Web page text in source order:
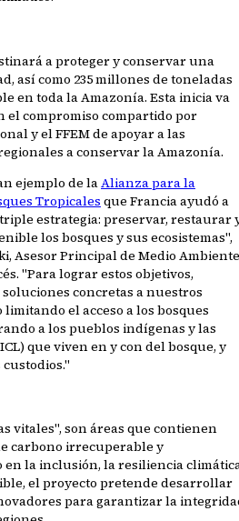
a proteger y conservar una
así como 235 millones de toneladas
en toda la Amazonía. Esta inicia va
el compromiso compartido por
y el FFEM de apoyar a las
a conservar la Amazonía.
ejemplo de laAlianza para la
Tropicales que Francia ayudó a
estrategia: preservar, restaurar
los bosques y sus ecosistemas",
Asesor Principal de Medio Ambiente
"Para lograr estos objetivos,
concretas a nuestros
el acceso a los bosques
a los pueblos indígenas y las
que viven en y con del bosque, y
vitales", son áreas que contienen
carbono irrecuperable y
en la inclusión, la resiliencia
el proyecto pretende desarrollar
para garantizar la